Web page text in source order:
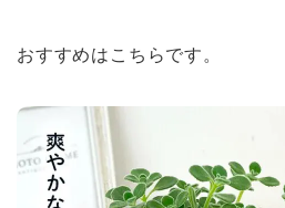
おすすめはこちらです。